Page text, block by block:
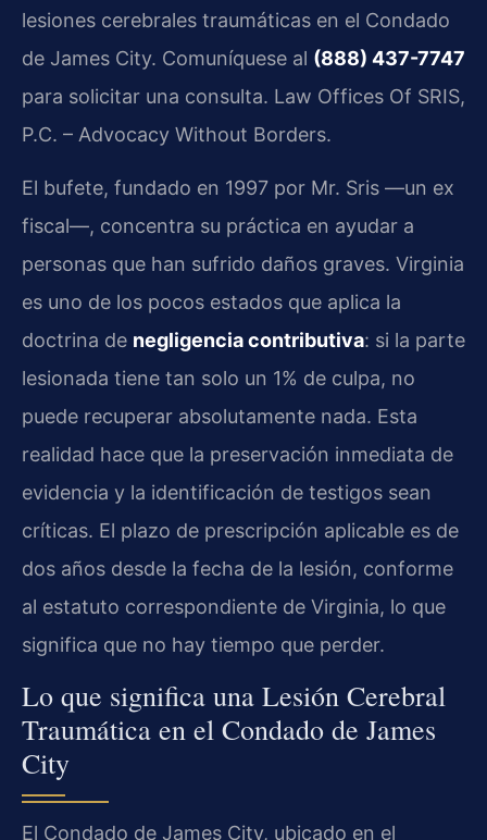
lesiones cerebrales traumáticas en el Condado
de James City. Comuníquese al (888) 437-7747
para solicitar una consulta. Law Offices Of SRIS,
P.C. – Advocacy Without Borders.
El bufete, fundado en 1997 por Mr. Sris —un ex
fiscal—, concentra su práctica en ayudar a
personas que han sufrido daños graves. Virginia
es uno de los pocos estados que aplica la
doctrina de negligencia contributiva: si la parte
lesionada tiene tan solo un 1% de culpa, no
puede recuperar absolutamente nada. Esta
realidad hace que la preservación inmediata de
evidencia y la identificación de testigos sean
críticas. El plazo de prescripción aplicable es de
dos años desde la fecha de la lesión, conforme
al estatuto correspondiente de Virginia, lo que
significa que no hay tiempo que perder.
Lo que significa una Lesión Cerebral
Traumática en el Condado de James
City
El Condado de James City, ubicado en el